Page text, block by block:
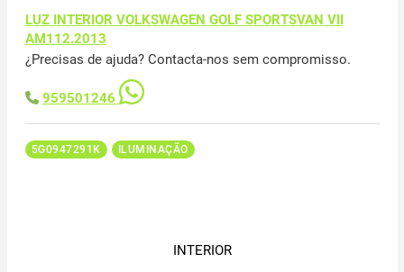
LUZ INTERIOR VOLKSWAGEN GOLF SPORTSVAN VII
AM112.2013
¿Precisas de ajuda? Contacta-nos sem compromisso.
959501246
5G0947291K ILUMINAÇÃO
INTERIOR